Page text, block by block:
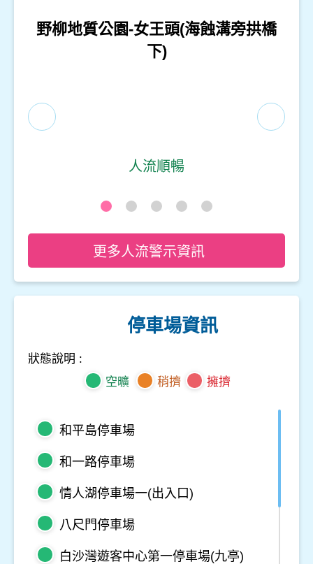
和平島地質公園-等嶼亭
更多人流警示資訊
停車場資訊
狀態說明 :
空曠
稍擠 擁擠
和平島停車場
和一路停車場
情人湖停車場一(出入口)
八尺門停車場
白沙灣遊客中心第一停車場(九亭)